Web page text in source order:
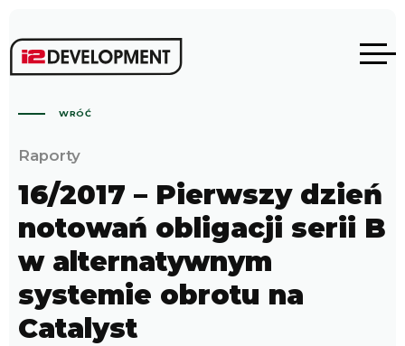
WRÓĆ
Raporty
16/2017 – Pierwszy dzień
notowań obligacji serii B
w alternatywnym
systemie obrotu na
Catalyst